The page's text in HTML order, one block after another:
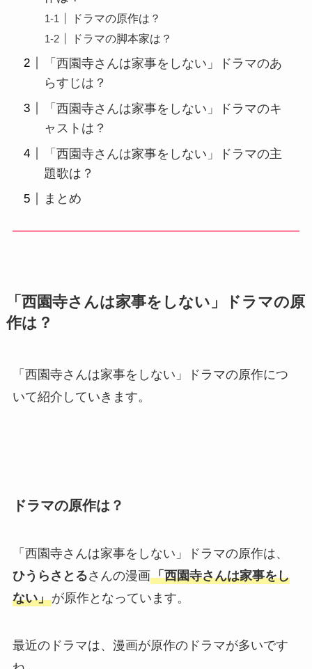
ドラマの原作は？
ドラマの脚本家は？
「西園寺さんは家事をしない」ドラマのあ
らすじは？
「西園寺さんは家事をしない」ドラマのキ
ャストは？
「西園寺さんは家事をしない」ドラマの主
題歌は？
まとめ
「西園寺さんは家事をしない」ドラマの原
作は？
「西園寺さんは家事をしない」ドラマの原作につ
いて紹介していきます。
ドラマの原作は？
「西園寺さんは家事をしない」ドラマの原作は、
ひうらさとるさんの漫画「西園寺さんは家事をし
ない」が原作となっています。
最近のドラマは、漫画が原作のドラマが多いです